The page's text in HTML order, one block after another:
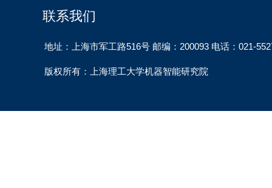
联系我们
地址：上海市军工路516号 邮编：200093 电话：021-
版权所有：上海理工大学机器智能研究院